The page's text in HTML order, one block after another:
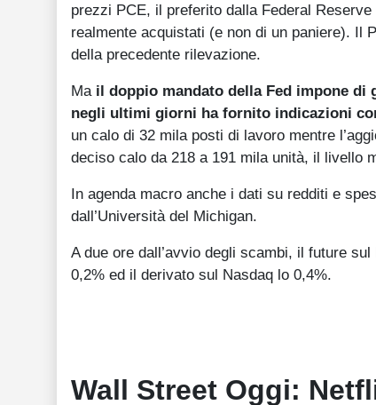
prezzi PCE, il preferito dalla Federal
realmente acquistati (e non di un paniere). Il
della precedente rilevazione.
Mail doppio mandato della Fed impone di
negli ultimi giorni ha fornito indicazioni
un calo di 32 mila posti di lavoro mentre
deciso calo da 218 a 191 mila unità, il livello
In agenda macro anche i dati su redditi e
dall’Università del Michigan.
A due ore dall’avvio degli scambi, il future
0,2% ed il derivato sul Nasdaq lo 0,4%.
Wall Street Oggi: